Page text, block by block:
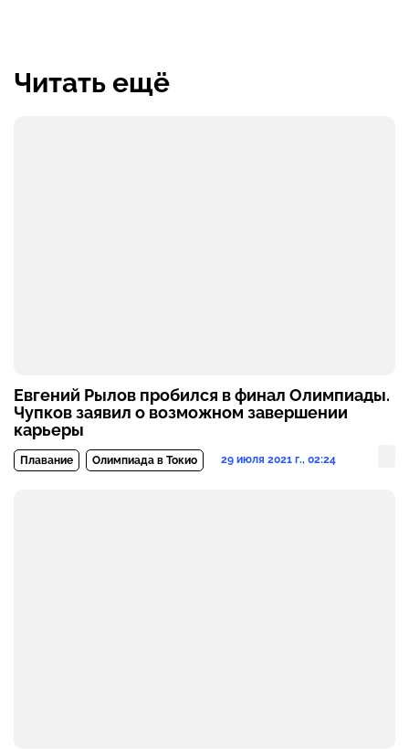
Читать ещё
Евгений Рылов пробился в финал Олимпиады.
Чупков заявил о возможном завершении
карьеры
Плавание Олимпиада в Токио 29 июля 2021 г., 02:24